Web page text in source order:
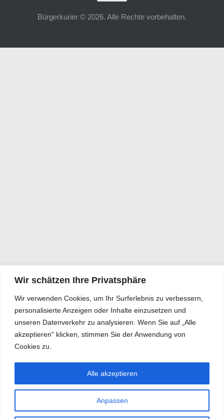
Wir schätzen Ihre Privatsphäre
Wir verwenden Cookies, um Ihr Surferlebnis zu verbessern,
personalisierte Anzeigen oder Inhalte einzusetzen und
unseren Datenverkehr zu analysieren. Wenn Sie auf „Alle
akzeptieren" klicken, stimmen Sie der Anwendung von
Cookies zu.
Anpassen
Alle akzeptieren
Bürgerkurier © 2026. Alle Rechte vorbehalten.